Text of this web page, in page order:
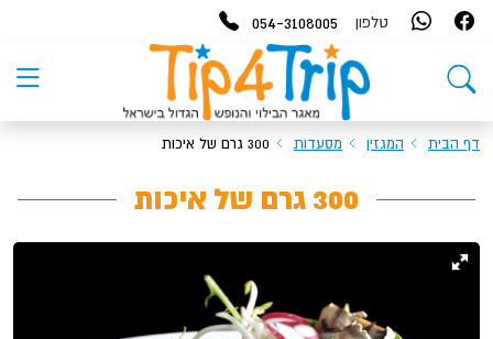
טלפון 054-3108005
דף הבית המגזין מסעדות 300 גרם של איכות
300 גרם של איכות